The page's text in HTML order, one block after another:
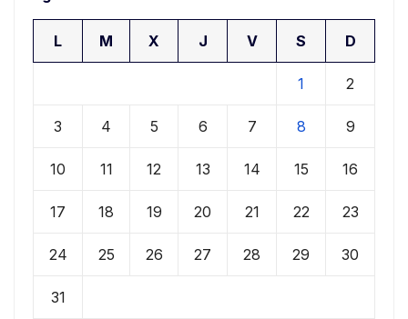
L M X J V S D
1 2
3 4 5 6 7 8 9
10 11 12 13 14 15 16
17 18 19 20 21 22 23
24 25 26 27 28 29 30
31